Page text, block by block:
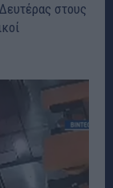
στους